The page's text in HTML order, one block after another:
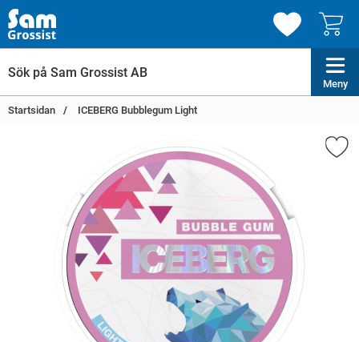
Meny
Startsidan ICEBERG Bubblegum Light